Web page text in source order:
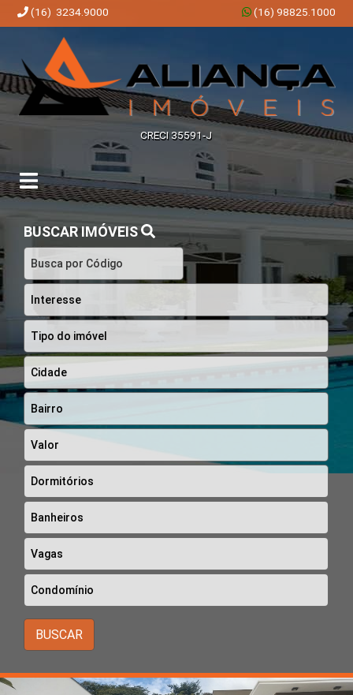
(16) 3234.9000 (16) 98825.1000
CRECI 35591-J
BUSCAR IMÓVEIS
BUSCAR